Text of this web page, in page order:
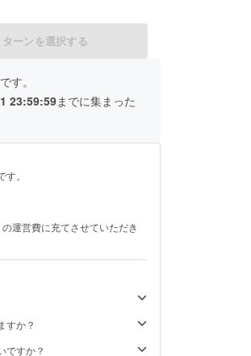
ターンを選択する
です。
23:59:59までに集まった
。
運営費に充てさせていただき
すか？
ですか？